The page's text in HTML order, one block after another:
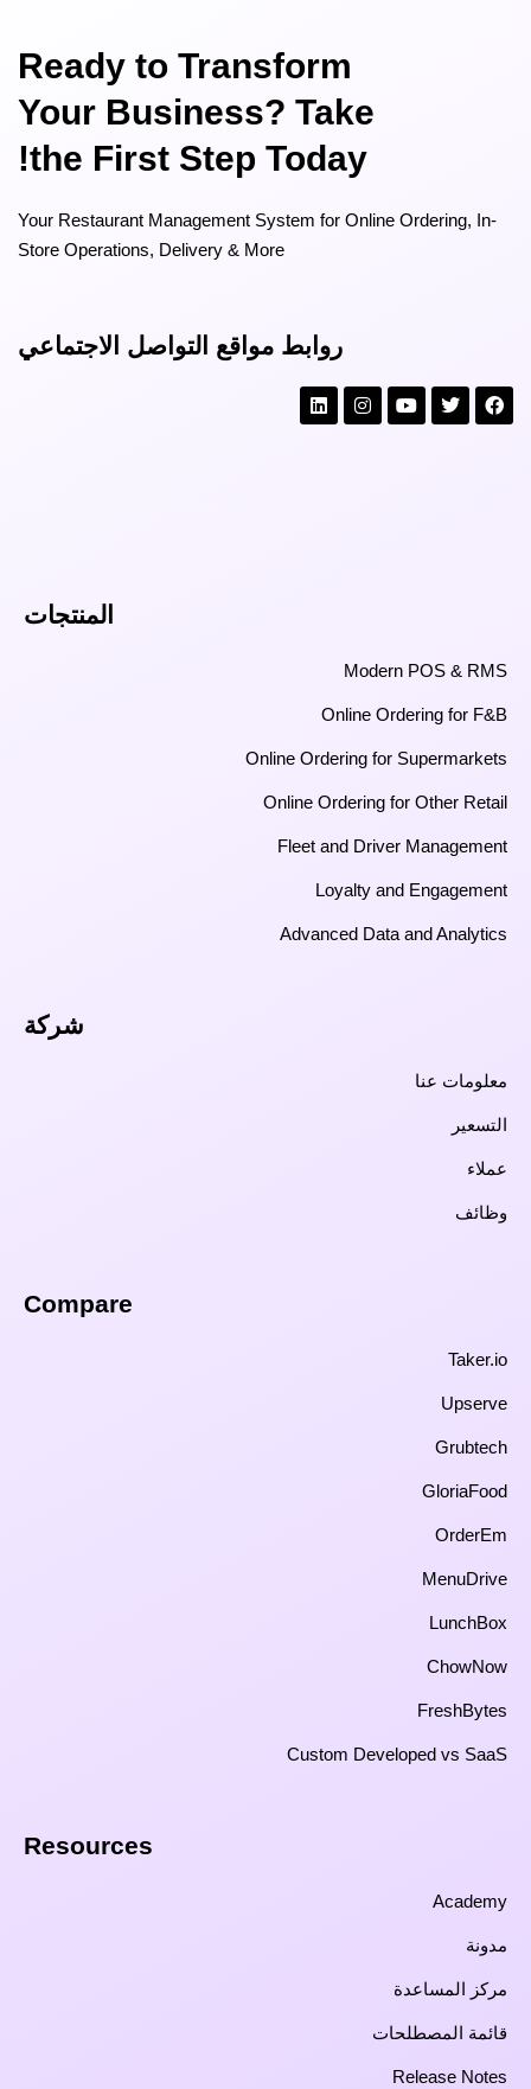
Ready to Transform
Your Business? Take
the First Step Today!
Your Restaurant Management System for Online Ordering, In-
Store Operations, Delivery & More
روابط مواقع التواصل الاجتماعي
المنتجات
Modern POS & RMS
Online Ordering for F&B
Online Ordering for Supermarkets
Online Ordering for Other Retail
Fleet and Driver Management
Loyalty and Engagement
Advanced Data and Analytics
شركة
معلومات عنا
التسعير
عملاء
وظائف
Compare​
Taker.io
Upserve
Grubtech
GloriaFood
OrderEm
MenuDrive
LunchBox
ChowNow
FreshBytes
Custom Developed vs SaaS​
Resources​
Academy
مدونة
مركز المساعدة
قائمة المصطلحات
Release Notes